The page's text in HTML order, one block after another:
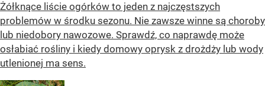
Żółknące liście ogórków to jeden z najczęstszych
problemów w środku sezonu. Nie zawsze winne są choroby
lub niedobory nawozowe. Sprawdź, co naprawdę może
osłabiać rośliny i kiedy domowy oprysk z drożdży lub wody
utlenionej ma sens.